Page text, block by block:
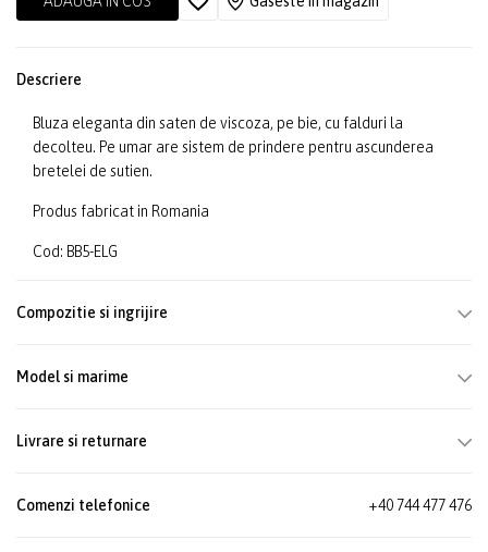
Descriere
Bluza eleganta din saten de viscoza, pe bie, cu falduri la
decolteu. Pe umar are sistem de prindere pentru ascunderea
bretelei de sutien.
Produs fabricat in Romania
Cod: BB5-ELG
Compozitie si ingrijire
Model si marime
Livrare si returnare
Comenzi telefonice +40 744 477 476